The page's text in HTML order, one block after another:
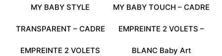
MY BABY STYLE
TRANSPARENT – CADRE
EMPREINTE 2 VOLETS
MY BABY TOUCH – CADRE
EMPREINTE 2 VOLETS –
BLANC Baby Art